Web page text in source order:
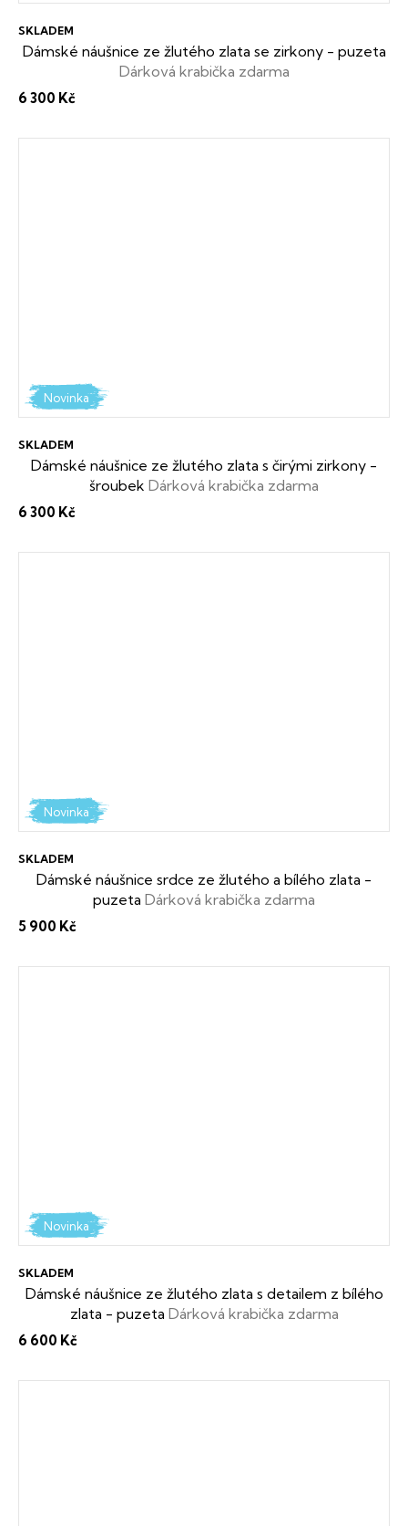
Dámské náušnice ze žlutého zlata se zirkony - puzeta
Dárková krabička zdarma
SKLADEM
6 300 Kč
Novinka
Dámské náušnice ze žlutého zlata s čirými zirkony -
šroubek Dárková krabička zdarma
SKLADEM
6 300 Kč
Novinka
Dámské náušnice srdce ze žlutého a bílého zlata -
puzeta Dárková krabička zdarma
SKLADEM
5 900 Kč
Novinka
Dámské náušnice ze žlutého zlata s detailem z bílého
zlata - puzeta Dárková krabička zdarma
SKLADEM
6 600 Kč